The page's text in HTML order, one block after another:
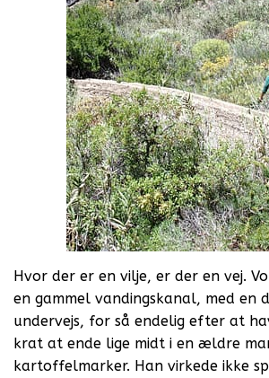
Hvor der er en vilje, er der en vej.
en gammel vandingskanal, med en
undervejs, for så endelig efter at
krat at ende lige midt i en ældre
kartoffelmarker. Han virkede ikke